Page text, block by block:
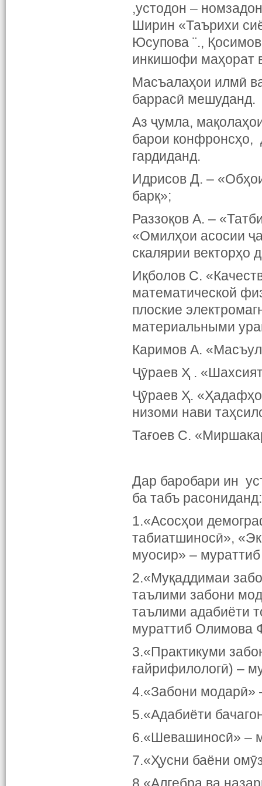
,устодон –
Ширин «Таърихи
Юсупова ¨.,
инкишофи маҳорат
Масъалаҳои илмӣ
баррасӣ мешуданд.
Аз ҷумла,
барои конфронсҳо,
гардиданд.
Идрисов Д. –
барқ»;
Раззоқов А. –
«Омилҳои асосии
скалярии векторҳо
Иқболов С.
математической
плоские
материальными
Каримов А.
Ҷӯраев Ҳ .
Ҷӯраев Ҳ.
низоми нави
Тағоев С.
Дар баробари ин
ба табъ расониданд:
1.«Асосҳои
табиатшиносӣ»,
муосир» –
2.«Муқаддимаи
таълими забони
таълими адабиёти
мураттиб Олимова
3.«Практикуми
ғайрифилологӣ) –
4.«Забони
5.«Адабиёти
6.«Шевашиносӣ» –
7.«Ҳусни баёни